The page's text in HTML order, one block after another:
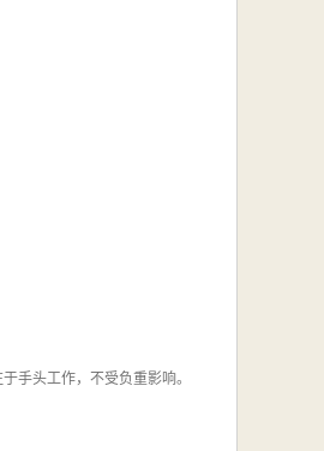
手头工作，不受负重影响。